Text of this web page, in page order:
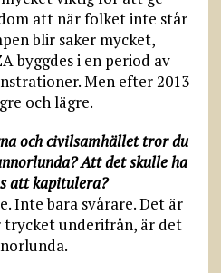
att när folket inte står
blir saker mycket,
byggdes i en period av
Men efter 2013
och lägre.
och civilsamhället tror du
Att det skulle ha
att kapitulera?
Inte bara svårare. Det är
trycket underifrån, är det